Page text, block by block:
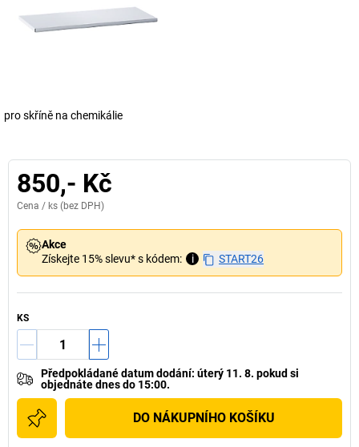
pro skříně na chemikálie
850,- Kč
Cena / ks (bez DPH)
Akce
Získejte 15% slevu* s kódem:
i START26
KS
Předpokládané datum dodání: úterý 11. 8. pokud si
objednáte dnes do 15:00.
DO NÁKUPNÍHO KOŠÍKU